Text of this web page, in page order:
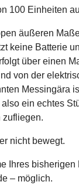
100 Einheiten
äußeren
keine Batterie
über einen
von der
Messingära
ein echtes
zufliegen.
nicht bewegt.
Ihres bisherigen
– möglich.